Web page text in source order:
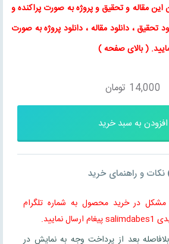
اینمقاله وتحقیق و پروژه به صورت پراکنده و
تحقیق ،دانلود مقاله ، دانلود پروژه به صورت
. (بالای صفحه)
14,000 تومان
افزودن به سبد خرید
نکات و راهنمای خرید
در خرید محصول به شماره تلگرام
بعد از پرداخت وجه به نمایش در